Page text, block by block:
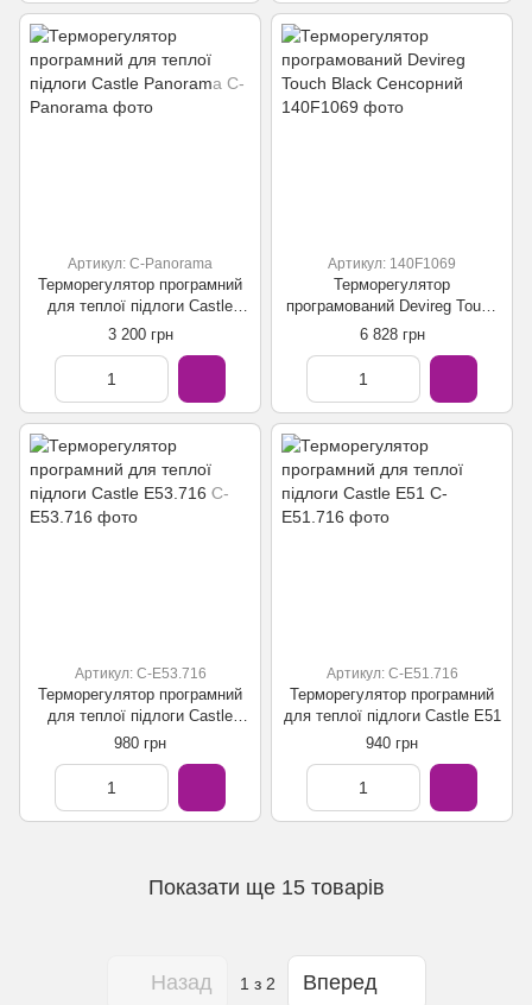
Артикул: C-Panorama
Терморегулятор програмний
для теплої підлоги Castle
Panorama
3 200 грн
Артикул: 140F1069
Терморегулятор
програмований Devireg Touch
Black Сенсорний
6 828 грн
Артикул: C-E53.716
Терморегулятор програмний
для теплої підлоги Castle
E53.716
980 грн
Артикул: C-E51.716
Терморегулятор програмний
для теплої підлоги Castle E51
940 грн
Показати ще 15 товарів
Назад 1 з 2 Вперед